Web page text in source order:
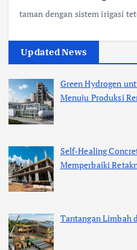
taman dengan sistem irigasi
Updated News
Green Hydrogen
Menuju Produksi
Self-Healing
Memperbaiki
Tantangan Limbah